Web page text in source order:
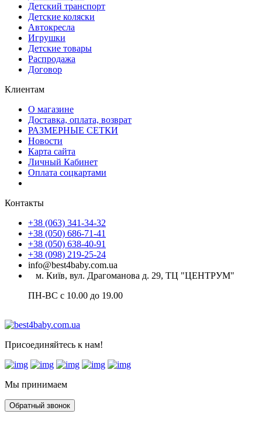
Детский транспорт
Детские коляски
Автокресла
Игрушки
Детские товары
Распродажа
Договор
Клиентам
О магазине
Доставка, оплата, возврат
РАЗМЕРНЫЕ СЕТКИ
Новости
Карта сайта
Личный Кабинет
Оплата соцкартами
Контакты
+38 (063) 341-34-32
+38 (050) 686-71-41
+38 (050) 638-40-91
+38 (098) 219-25-24
info@best4baby.com.ua
м. Київ, вул. Драгоманова д. 29, ТЦ "ЦЕНТРУМ"
ПН-ВС с 10.00 до 19.00
Присоединяйтесь к нам!
Мы принимаем
Обратный звонок